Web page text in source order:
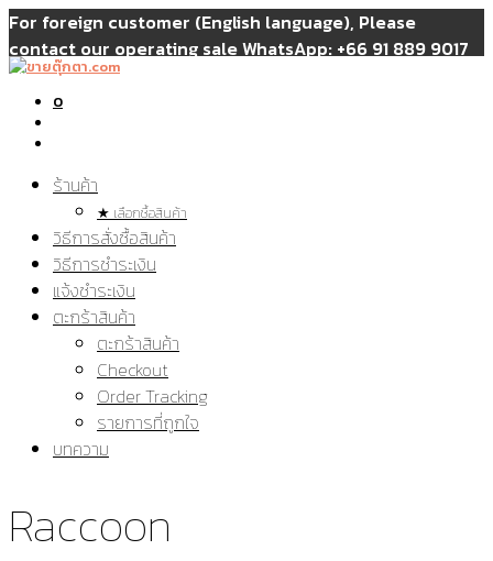
For foreign customer (English language), Please
contact our operating sale WhatsApp: +66 91 889 9017
or Facebook: poonpoondoll
0
ร้านค้า
★ เลือกซื้อสินค้า
วิธีการสั่งซื้อสินค้า
วิธีการชำระเงิน
แจ้งชำระเงิน
ตะกร้าสินค้า
ตะกร้าสินค้า
Checkout
Order Tracking
รายการที่ถูกใจ
บทความ
Raccoon